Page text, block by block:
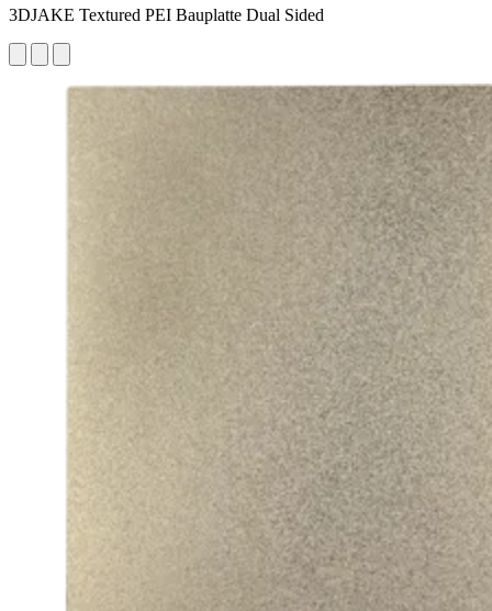
3DJAKE Textured PEI Bauplatte Dual Sided